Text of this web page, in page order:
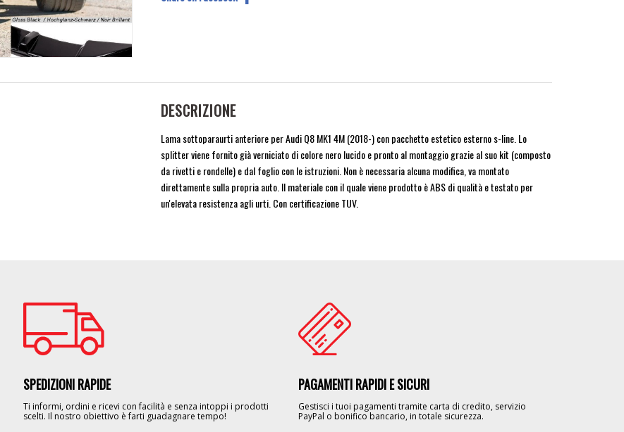
DESCRIZIONE
Lama sottoparaurti anteriore per Audi Q8 MK1 4M (2018-) con pacchetto estetico esterno s-line. Lo
splitter viene fornito già verniciato di colore nero lucido e pronto al montaggio grazie al suo kit (composto
da rivetti e rondelle) e dal foglio con le istruzioni. Non è necessaria alcuna modifica, va montato
direttamente sulla propria auto. Il materiale con il quale viene prodotto è ABS di qualità e testato per
un'elevata resistenza agli urti. Con certificazione TUV.
Image
SPEDIZIONI RAPIDE
Ti informi, ordini e ricevi con facilità e senza intoppi i prodotti
scelti. Il nostro obiettivo è farti guadagnare tempo!
Image
PAGAMENTI RAPIDI E SICURI
Gestisci i tuoi pagamenti tramite carta di credito, servizio
PayPal o bonifico bancario, in totale sicurezza.